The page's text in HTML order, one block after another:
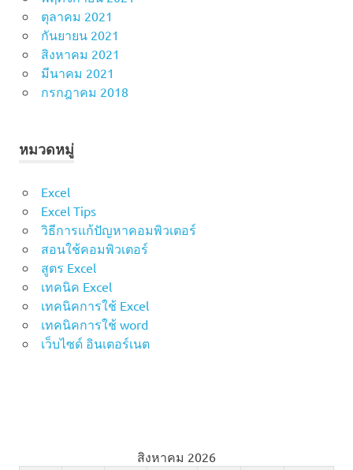
ตุลาคม 2021
กันยายน 2021
สิงหาคม 2021
มีนาคม 2021
กรกฎาคม 2018
หมวดหมู่
Excel
Excel Tips
วิธีการแก้ปัญหาคอมพิวเตอร์
สอนใช้คอมพิวเตอร์
สูตร Excel
เทคนิค Excel
เทคนิคการใช้ Excel
เทคนิคการใช้ word
เว็บไซด์ อินเตอร์เนต
สิงหาคม 2026